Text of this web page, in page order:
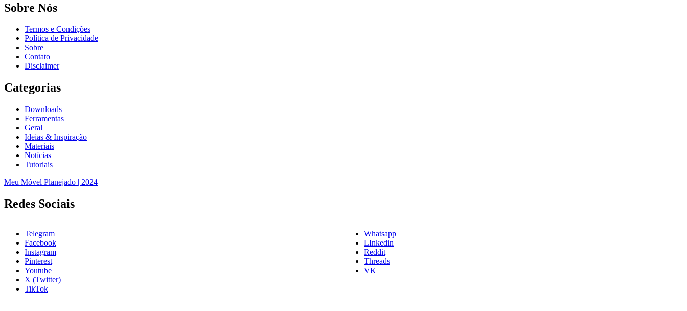
Sobre Nós
Termos e Condições
Política de Privacidade
Sobre
Contato
Disclaimer
Categorias
Downloads
Ferramentas
Geral
Ideias & Inspiração
Materiais
Notícias
Tutoriais
Meu Móvel Planejado | 2024
Redes Sociais
Telegram
Facebook
Instagram
Pinterest
Youtube
X (Twitter)
TikTok
Whatsapp
LInkedin
Reddit
Threads
VK